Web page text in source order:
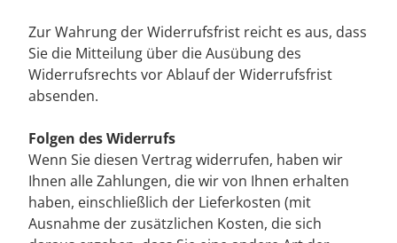
Zur Wahrung der Widerrufsfrist reicht es aus, dass
Sie die Mitteilung über die Ausübung des
Widerrufsrechts vor Ablauf der Widerrufsfrist
absenden.
Folgen des Widerrufs
Wenn Sie diesen Vertrag widerrufen, haben wir
Ihnen alle Zahlungen, die wir von Ihnen erhalten
haben, einschließlich der Lieferkosten (mit
Ausnahme der zusätzlichen Kosten, die sich